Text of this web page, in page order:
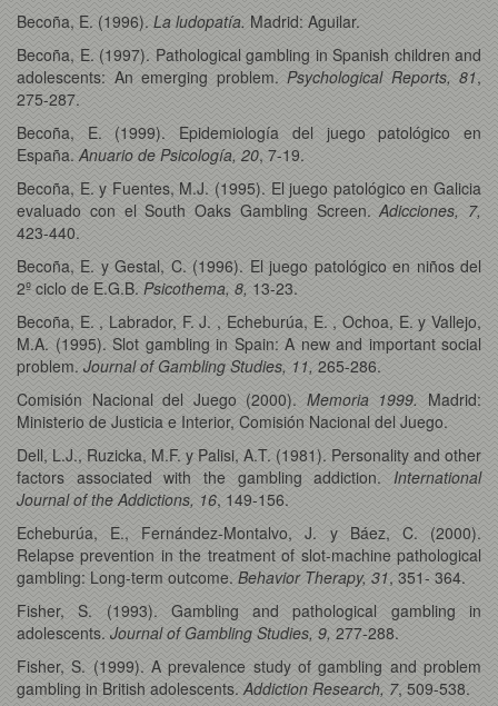
Becoña, E. (1996). La ludopatía. Madrid: Aguilar.
Becoña, E. (1997). Pathological gambling in Spanish children and
adolescents: An emerging problem. Psychological Reports, 81,
275-287.
Becoña, E. (1999). Epidemiología del juego patológico en
España. Anuario de Psicología, 20, 7-19.
Becoña, E. y Fuentes, M.J. (1995). El juego patológico en Galicia
evaluado con el South Oaks Gambling Screen.Adicciones, 7,
423-440.
Becoña, E. y Gestal, C. (1996). El juego patológico en niños del
2º ciclo de E.G.B. Psicothema, 8, 13-23.
Becoña, E. , Labrador, F. J. , Echeburúa, E. , Ochoa, E. y Vallejo,
M.A. (1995). Slot gambling in Spain: A new and important social
problem. Journal of Gambling Studies, 11, 265-286.
Comisión Nacional del Juego (2000). Memoria 1999. Madrid:
Ministerio de Justicia e Interior, Comisión Nacional del Juego.
Dell, L.J., Ruzicka, M.F. y Palisi, A.T. (1981). Personality and other
factors associated with the gambling addiction. International
Journal of the Addictions, 16, 149-156.
Echeburúa, E., Fernández-Montalvo, J. y Báez, C. (2000).
Relapse prevention in the treatment of slot-machine pathological
gambling: Long-term outcome. Behavior Therapy, 31, 351- 364.
Fisher, S. (1993). Gambling and pathological gambling in
adolescents. Journal of Gambling Studies, 9, 277-288.
Fisher, S. (1999). A prevalence study of gambling and problem
gambling in British adolescents. Addiction Research, 7, 509-538.